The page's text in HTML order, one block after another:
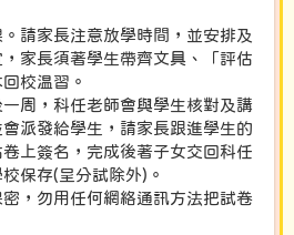
請家長注意放學時間，並安排及
家長須著學生帶齊文具、「評估
校温習。
周，科任老師會與學生核對及講
派發給學生，請家長跟進學生的
上簽名，完成後著子女交回科任
保存(呈分試除外)。
，勿用任何網絡通訊方法把試卷